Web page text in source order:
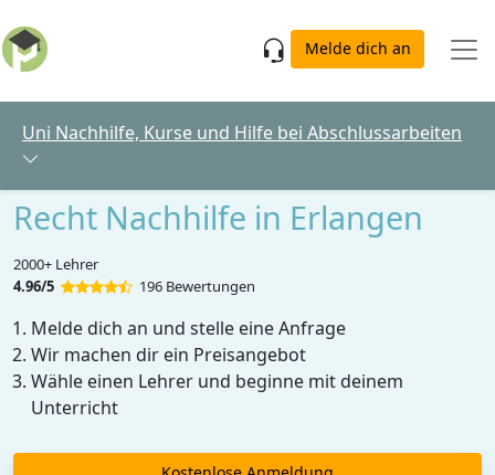
Melde dich an
Uni Nachhilfe, Kurse und Hilfe bei Abschlussarbeiten
Recht Nachhilfe in Erlangen
2000+ Lehrer
4.96/5
196 Bewertungen
Melde dich an und stelle eine Anfrage
Wir machen dir ein Preisangebot
Wähle einen Lehrer und beginne mit deinem
Unterricht